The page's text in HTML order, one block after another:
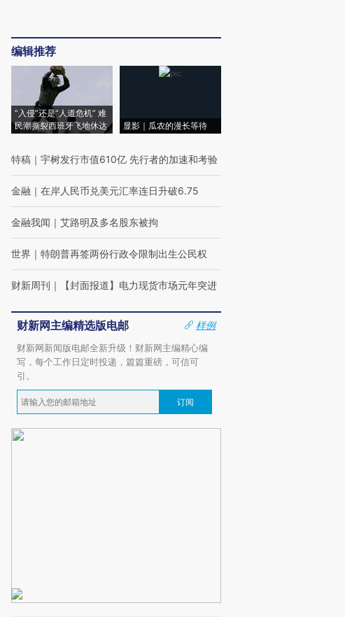
编辑推荐
“入侵”还是“人道危机” 难
民潮撕裂西班牙飞地休达
显影｜瓜农的漫长等待
特稿 ｜ 宇树发行市值610亿 先行者的加速和考验
金融 ｜ 在岸人民币兑美元汇率连日升破6.75
金融我闻 ｜ 艾路明及多名股东被拘
世界 ｜ 特朗普再签两份行政令限制出生公民权
财新周刊 ｜ 【封面报道】电力现货市场元年突进
财新网主编精选版电邮
样例
财新网新闻版电邮全新升级！财新网主编精心编
写，每个工作日定时投递，篇篇重磅，可信可
引。
订阅